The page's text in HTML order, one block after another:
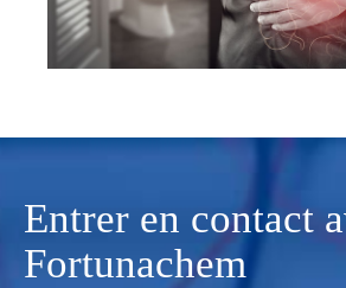
Entrer en contact
Fortunachem